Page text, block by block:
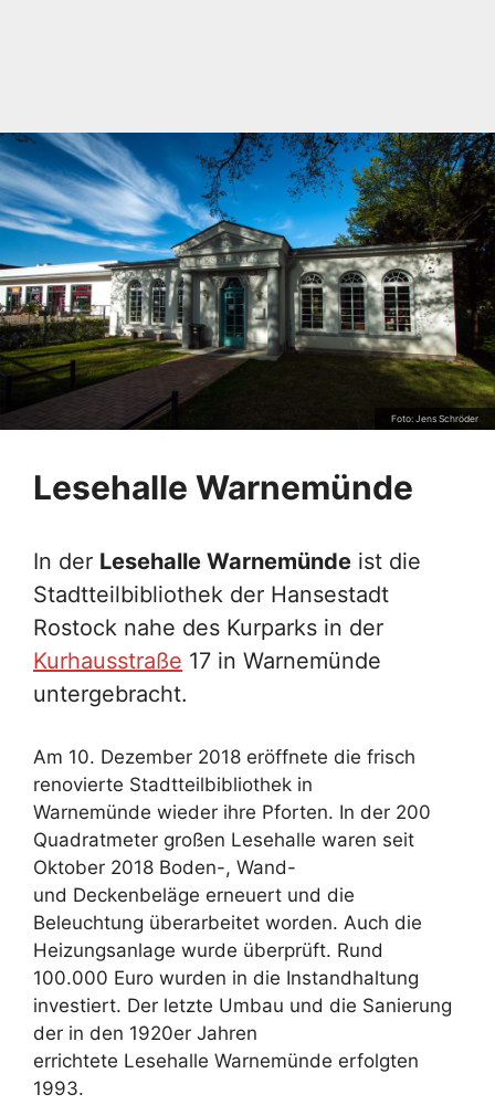
Foto: Jens Schröder
Lesehalle Warnemünde
In der Lesehalle Warnemünde ist die
Stadtteilbibliothek der Hansestadt
Rostock nahe des Kurparks in der
Kurhausstraße 17 in Warnemünde
untergebracht.
Am 10. Dezember 2018 eröffnete die frisch
renovierte Stadtteilbibliothek in
Warnemünde wieder ihre Pforten. In der 200
Quadratmeter großen Lesehalle waren seit
Oktober 2018 Boden-, Wand-
und Deckenbeläge erneuert und die
Beleuchtung überarbeitet worden. Auch die
Heizungsanlage wurde überprüft. Rund
100.000 Euro wurden in die Instandhaltung
investiert. Der letzte Umbau und die Sanierung
der in den 1920er Jahren
errichtete Lesehalle Warnemünde erfolgten
1993.